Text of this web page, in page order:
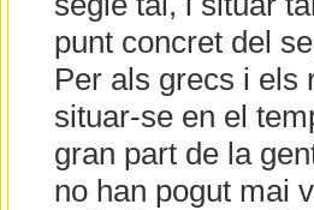
punt concret del
Per als grecs i
situar-se en el
gran part de la
no han pogut mai